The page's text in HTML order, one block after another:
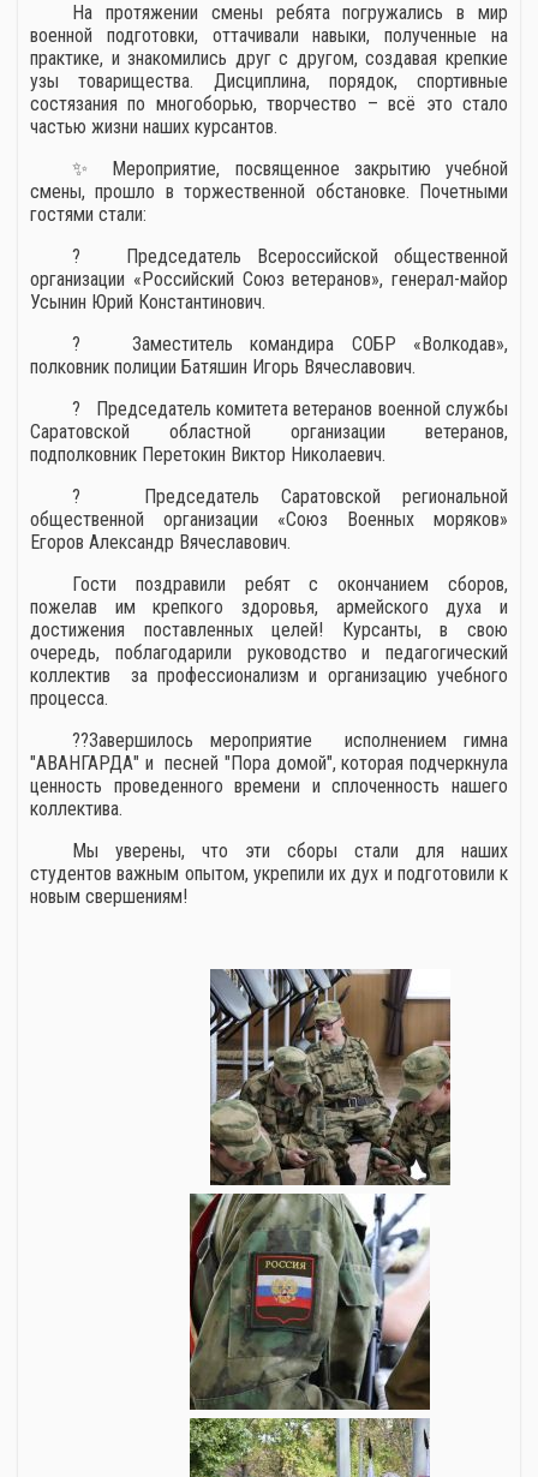
На протяжении смены ребята погружались в мир
военной подготовки, оттачивали навыки, полученные на
практике, и знакомились друг с другом, создавая крепкие
узы товарищества. Дисциплина, порядок, спортивные
состязания по многоборью, творчество – всё это стало
частью жизни наших курсантов.
✨ Мероприятие, посвященное закрытию учебной
смены, прошло в торжественной обстановке. Почетными
гостями стали:
? Председатель Всероссийской общественной
организации «Российский Союз ветеранов», генерал-майор
Усынин Юрий Константинович.
? Заместитель командира СОБР «Волкодав»,
полковник полиции Батяшин Игорь Вячеславович.
? Председатель комитета ветеранов военной службы
Саратовской областной организации ветеранов,
подполковник Перетокин Виктор Николаевич.
? Председатель Саратовской региональной
общественной организации «Союз Военных моряков»
Егоров Александр Вячеславович.
Гости поздравили ребят с окончанием сборов,
пожелав им крепкого здоровья, армейского духа и
достижения поставленных целей! Курсанты, в свою
очередь, поблагодарили руководство и педагогический
коллектив за профессионализм и организацию учебного
процесса.
??Завершилось мероприятие исполнением гимна
"АВАНГАРДА" и песней "Пора домой", которая подчеркнула
ценность проведенного времени и сплоченность нашего
коллектива.
Мы уверены, что эти сборы стали для наших
студентов важным опытом, укрепили их дух и подготовили к
новым свершениям!